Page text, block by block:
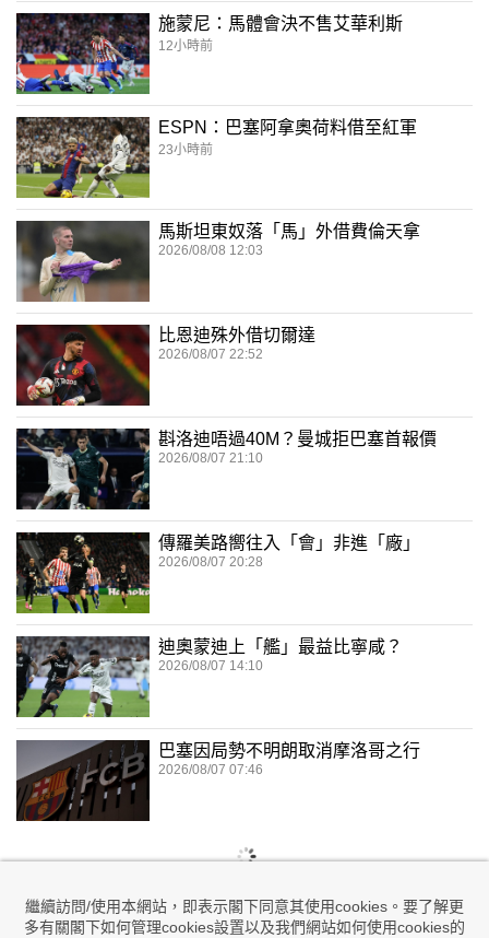
繼續訪問/使用本網站，即表示閣下同意其使用cookies。要了解更
多有關閣下如何管理cookies設置以及我們網站如何使用cookies的
施蒙尼：馬體會決不售艾華利斯
12小時前
ESPN：巴塞阿拿奧荷料借至紅軍
23小時前
馬斯坦東奴落「馬」外借費倫天拿
2026/08/08 12:03
比恩迪殊外借切爾達
2026/08/07 22:52
斟洛迪唔過40M？曼城拒巴塞首報價
2026/08/07 21:10
傳羅美路嚮往入「會」非進「廠」
2026/08/07 20:28
迪奧蒙迪上「艦」最益比寧咸？
2026/08/07 14:10
巴塞因局勢不明朗取消摩洛哥之行
2026/08/07 07:46